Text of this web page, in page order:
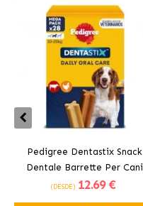
Pedigree Dentastix Snack
Dentale Barrette Per Cani
Medi 10-25 kg
(DESDE) 12.69 €